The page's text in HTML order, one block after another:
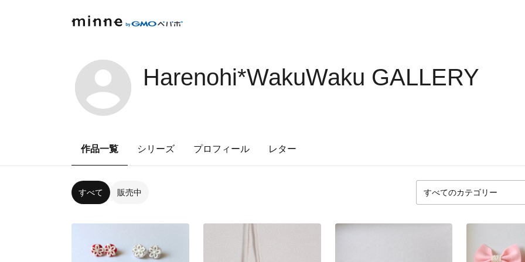
Harenohi*WakuWaku GALLERY
作品一覧 シリーズ プロフィール レター
すべて 販売中